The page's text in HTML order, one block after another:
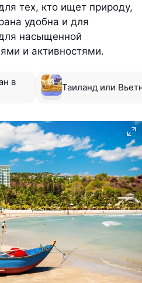
тех, кто ищет природу,
удобна и для
насыщенной
и активностями.
в
Таиланд или